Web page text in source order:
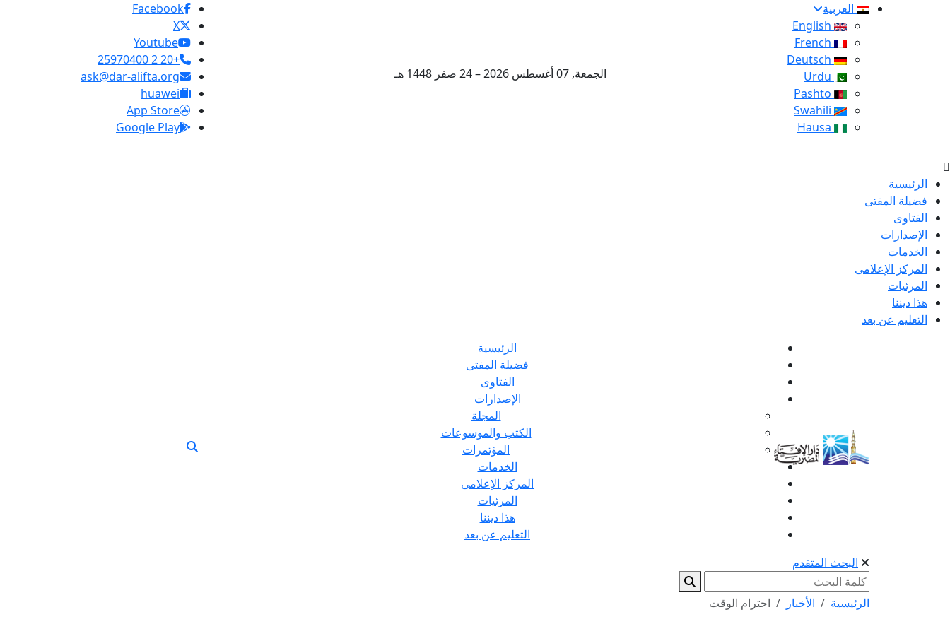
العربية
الجمعة, 07 أغسطس 2026 – 24 صفر 1448 هـ
Facebook
X
Youtube
+20 2 25970400
ask@dar-alifta.org
huawei
App Store
Google Play
الرئيسية
فضيلة المفتى
الفتاوى
الإصدارات
الخدمات
المركز الإعلامى
المرئيات
هذا ديننا
التعليم عن بعد
الرئيسية
فضيلة المفتى
الفتاوى
الإصدارات
المجلة
الكتب والموسوعات
المؤتمرات
الخدمات
المركز الإعلامى
المرئيات
هذا ديننا
التعليم عن بعد
البحث المتقدم
الرئيسية الأخبار
احترام الوقت